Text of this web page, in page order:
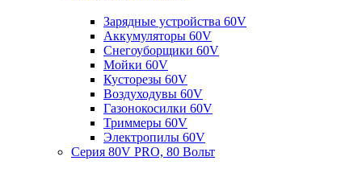
Зарядные устройства 60V
Аккумуляторы 60V
Снегоуборщики 60V
Мойки 60V
Кусторезы 60V
Воздуходувы 60V
Газонокосилки 60V
Триммеры 60V
Электропилы 60V
Серия 80V PRO, 80 Вольт